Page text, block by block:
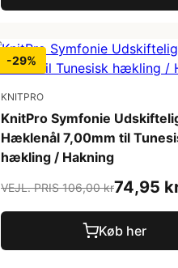
-29%
KNITPRO
KnitPro Symfonie
Hæklenål 7,00mm til
hækling / Hakning
VEJL. PRIS 106,00 kr74,95
Køb her